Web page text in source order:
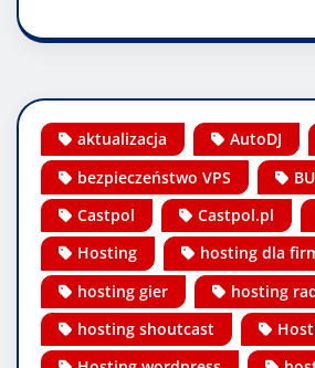
aktualizacja AutoDJ
bezpieczeństwo VPS
Castpol
Castpol.pl
Hosting
hosting dla
hosting gier
hosting
hosting shoutcast